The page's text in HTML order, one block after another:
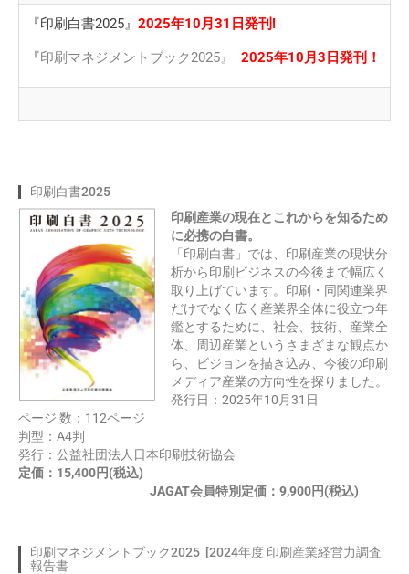
『印刷白書2025』 2025年10月31日発刊!
『印刷マネジメントブック2025』 2025年10月3日発刊！
印刷白書2025
印刷産業の現在とこれからを知るため
に必携の白書。
「印刷白書」では、印刷産業の現状分
析から印刷ビジネスの今後まで幅広く
取り上げています。印刷・同関連業界
だけでなく広く産業界全体に役立つ年
鑑とするために、社会、技術、産業全
体、周辺産業というさまざまな観点か
ら、ビジョンを描き込み、今後の印刷
メディア産業の方向性を探りました。
発行日：2025年10月31日
ページ 数：112ページ
判型：A4判
発行：公益社団法人日本印刷技術協会
定価：15,400円(税込)
JAGAT会員特別定価：9,900円(税込)
印刷マネジメントブック2025 [2024年度 印刷産業経営力調査
報告書